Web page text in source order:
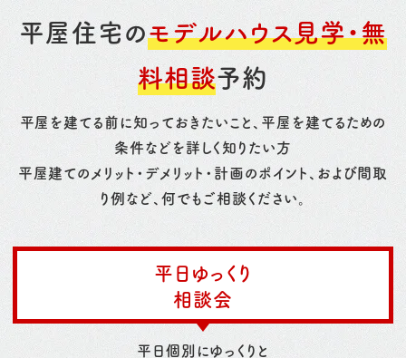
平屋住宅のモデルハウス見学・無
料相談予約
平屋を建てる前に知っておきたいこと、平屋を建てるための
条件などを詳しく知りたい方
平屋建てのメリット・デメリット・計画のポイント、および間取
り例など、何でもご相談ください。
平日ゆっくり
相談会
平日個別にゆっくりと